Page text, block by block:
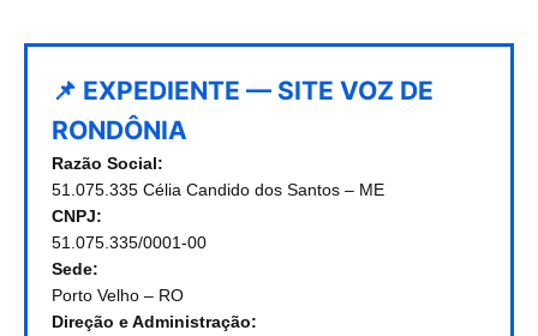
📌 EXPEDIENTE — SITE VOZ DE
RONDÔNIA
Razão Social:
51.075.335 Célia Candido dos Santos – ME
CNPJ:
51.075.335/0001-00
Sede:
Porto Velho – RO
Direção e Administração: